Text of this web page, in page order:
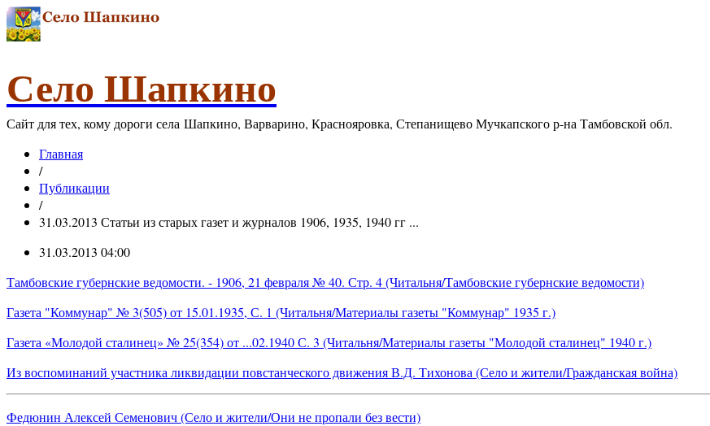
Село Шапкино
Сайт для тех, кому дороги села Шапкино, Варварино, Краснояровка, Степанищево Мучкапского р-на Тамбовской обл.
Главная
/
Публикации
/
31.03.2013 Статьи из старых газет и журналов 1906, 1935, 1940 гг ...
31.03.2013 04:00
Тамбовские губернские ведомости. - 1906, 21 февраля № 40. Стр. 4 (Читальня/Тамбовские губернские ведомости)
Газета "Коммунар" № 3(505) от 15.01.1935, С. 1 (Читальня/Материалы газеты "Коммунар" 1935 г.)
Газета «Молодой сталинец» № 25(354) от ...02.1940 С. 3 (Читальня/Материалы газеты "Молодой сталинец" 1940 г.)
Из воспоминаний участника ликвидации повстанческого движения В.Д. Тихонова (Село и жители/Гражданская война)
Федюнин Алексей Семенович (Село и жители/Они не пропали без вести)